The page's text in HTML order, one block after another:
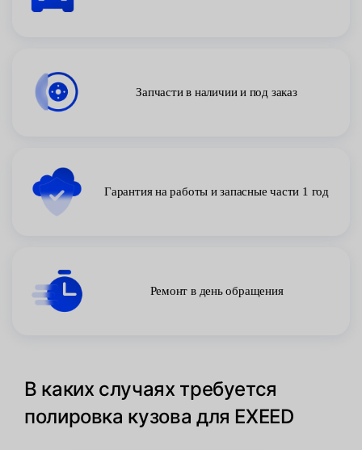
Запчасти в наличии и под заказ
Гарантия на работы и запасные части 1 год
Ремонт в день обращения
В каких случаях требуется
полировка кузова для EXEED